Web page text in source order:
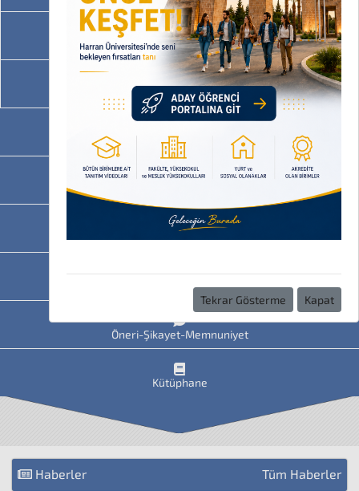
İdari Birimler
Programlarımız
OBS
HAVİS
Uzaktan Eğitim
Öneri-Şikayet-Memnuniyet
Kütüphane
Haberler Tüm Haberler
Tekrar Gösterme Kapat